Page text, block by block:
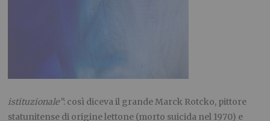
istituzionale”: così diceva il grande Marck Rotcko, pittore
statunitense di origine lettone (morto suicida nel 1970) e